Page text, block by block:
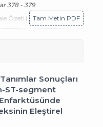
378 - 379
Özeti | Tam Metin PDF
Sonuçları
ST-segment
Eleştirel